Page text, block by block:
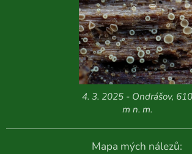
4. 3. 2025 - Ondrášov, 610
m n. m.
Mapa mých nálezů: